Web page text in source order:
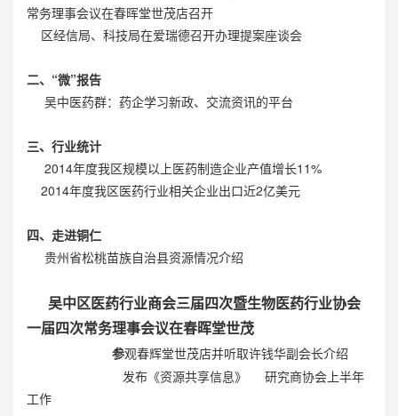
常务理事会议在春晖堂世茂店召开
区经信局、科技局在爱瑞德召开办理提案座谈会
二、“微”报告
吴中医药群：药企学习新政、交流资讯的平台
三、行业统计
2014年度我区规模以上医药制造企业产值增长11%
2014年度我区医药行业相关企业出口近2亿美元
四、走进铜仁
贵州省松桃苗族自治县资源情况介绍
吴中区医药行业商会三届四次暨生物医药行业协会
一届四次常务理事会议在春晖堂世茂
参观春辉堂世茂店并听取许钱华副会长介绍
发布《资源共享信息》 研究商协会上半年
工作